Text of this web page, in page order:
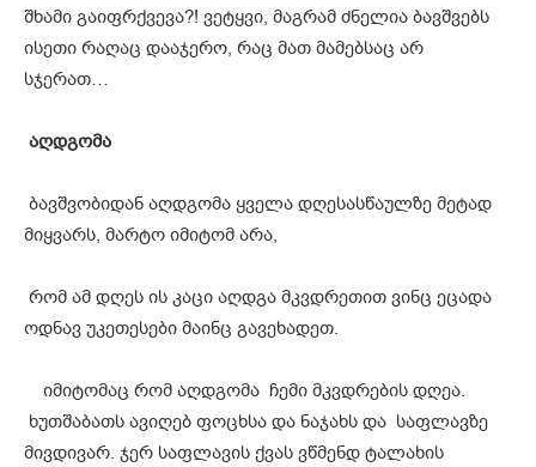
შხამი გაიფრქვევა?! ვეტყვი, მაგრამ ძნელია ბავშვებს
ისეთი რაღაც დააჯერო, რაც მათ მამებსაც არ
სჯერათ…
აღდგომა
ბავშვობიდან აღდგომა ყველა დღესასწაულზე მეტად
მიყვარს, მარტო იმიტომ არა,
რომ ამ დღეს ის კაცი აღდგა მკვდრეთით ვინც ეცადა
ოდნავ უკეთესები მაინც გავეხადეთ.
იმიტომაც რომ აღდგომა ჩემი მკვდრების დღეა.
ხუთშაბათს ავიღებ ფოცხსა და ნაჯახს და საფლავზე
მივდივარ. ჯერ საფლავის ქვას ვწმენდ ტალახის